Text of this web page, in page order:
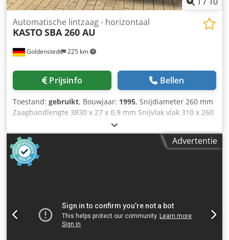
Goldenstedt 225 km
Automatische lintzaag - horizontaal
KASTOSBA 260 AU
Prijsinfo Bellen
Toestand: gebruikt, Bouwjaar: 1995, Snijdiameter 260 mm
Zaagbandlengte 3830 x 27 x 0,9 mm Snijvlak vlak 310 x 260
mm Snijvlak vierkant 260 x 260 mm Snijsnelheid continu
19-110 m/min Aanvoerlengte 750 mm Meervoudige
invoerlengte 6750 mm Materiaalsteunhoogte 700 mm
Dwjdpfxewhqxmo Anioa Gewicht van de machine ca. 1,4
ton Afmetingen ca. 2100x2300x1720/1300 mm incl. diverse
Advertentie